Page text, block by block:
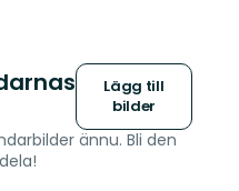
Lägg till
bilder
ännu. Bli den